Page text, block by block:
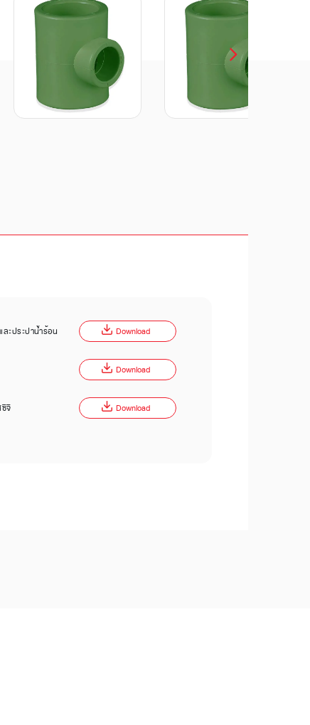
ะประปาน้ำร้อน Download
Download
จี Download